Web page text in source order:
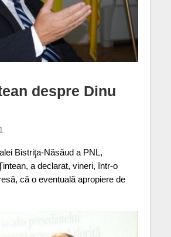
despre Dinu
Bistriţa-Năsăud a PNL,
a declarat, vineri, într-o
că o eventuală apropiere de